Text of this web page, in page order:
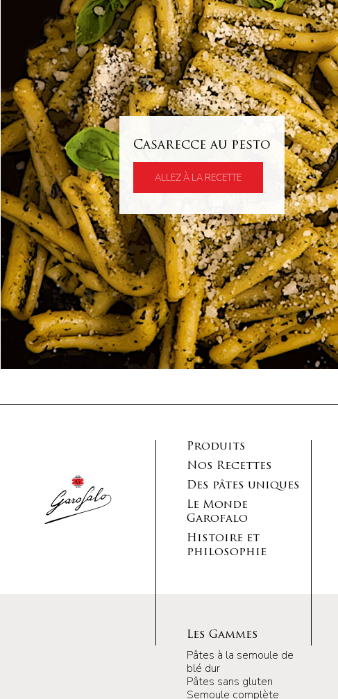
Casarecce au pesto
ALLEZ À LA RECETTE
Produits
Nos Recettes
Des pâtes uniques
Le Monde
Garofalo
Histoire et
philosophie
Les Gammes
Pâtes à la semoule de
blé dur
Pâtes sans gluten
Semoule complète